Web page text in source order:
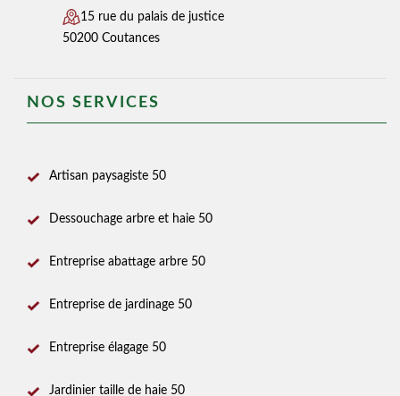
15 rue du palais de justice
50200 Coutances
NOS SERVICES
Artisan paysagiste 50
Dessouchage arbre et haie 50
Entreprise abattage arbre 50
Entreprise de jardinage 50
Entreprise élagage 50
Jardinier taille de haie 50